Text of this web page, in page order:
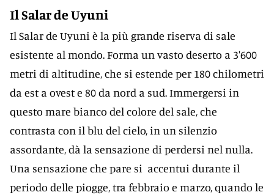
Il Salar de Uyuni
Il Salar de Uyuni è la più grande riserva di sale
esistente al mondo. Forma un vasto deserto a 3'600
metri di altitudine, che si estende per 180 chilometri
da est a ovest e 80 da nord a sud. Immergersi in
questo mare bianco del colore del sale, che
contrasta con il blu del cielo, in un silenzio
assordante, dà la sensazione di perdersi nel nulla.
Una sensazione che pare si accentui durante il
periodo delle piogge, tra febbraio e marzo, quando le